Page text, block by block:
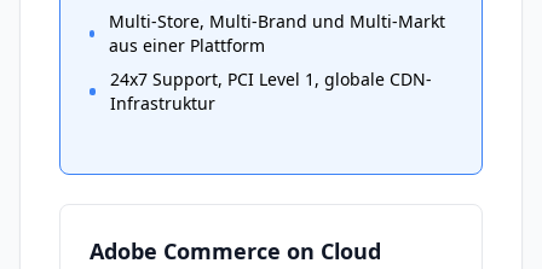
Multi-Store, Multi-Brand und Multi-Markt
aus einer Plattform
24x7 Support, PCI Level 1, globale CDN-
Infrastruktur
Adobe Commerce on Cloud